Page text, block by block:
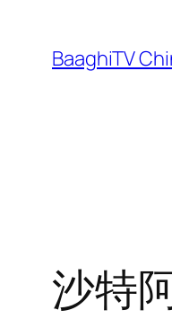
content
BaaghiTV
沙特